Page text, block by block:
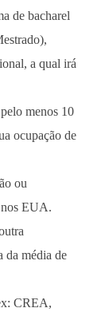
de bacharel
a qual irá
menos 10
ocupação de
ou
nos EUA.
da média de
CREA,